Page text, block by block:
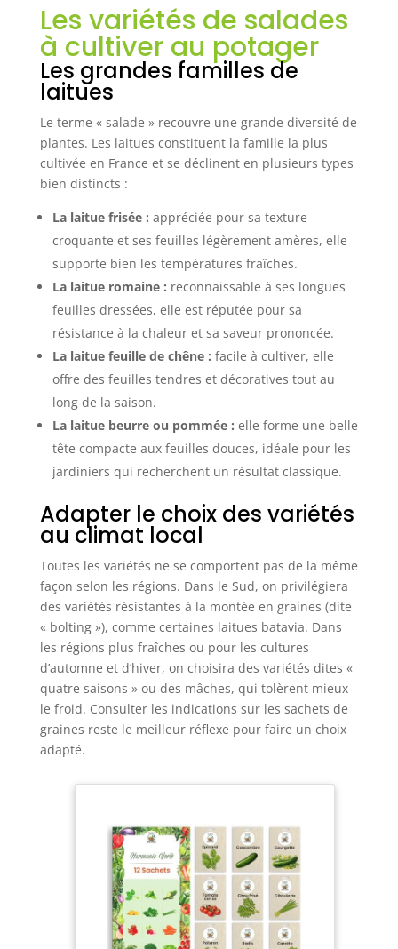
Plaques pépinière usage professionnel
domestique 【Applications Universelles
Jardinage】: Les plaques de culture universelles
parfaites débutants et jardiniers expérimentés.
Ces bacs de germination adaptés laitue, brocoli,
tomates, herbes. Plaques semis polyvalentes
Les variétés de salades
à cultiver au potager
Les grandes familles de
laitues
Le terme « salade » recouvre une grande diversité de
plantes. Les laitues constituent la famille la plus
cultivée en France et se déclinent en plusieurs types
bien distincts :
La laitue frisée : appréciée pour sa texture
croquante et ses feuilles légèrement amères, elle
supporte bien les températures fraîches.
La laitue romaine : reconnaissable à ses longues
feuilles dressées, elle est réputée pour sa
résistance à la chaleur et sa saveur prononcée.
La laitue feuille de chêne : facile à cultiver, elle
offre des feuilles tendres et décoratives tout au
long de la saison.
La laitue beurre ou pommée : elle forme une belle
tête compacte aux feuilles douces, idéale pour les
jardiniers qui recherchent un résultat classique.
Adapter le choix des variétés
au climat local
Toutes les variétés ne se comportent pas de la même
façon selon les régions. Dans le Sud, on privilégiera
des variétés résistantes à la montée en graines (dite
« bolting »), comme certaines laitues batavia. Dans
les régions plus fraîches ou pour les cultures
d’automne et d’hiver, on choisira des variétés dites «
quatre saisons » ou des mâches, qui tolèrent mieux
le froid. Consulter les indications sur les sachets de
graines reste le meilleur réflexe pour faire un choix
adapté.